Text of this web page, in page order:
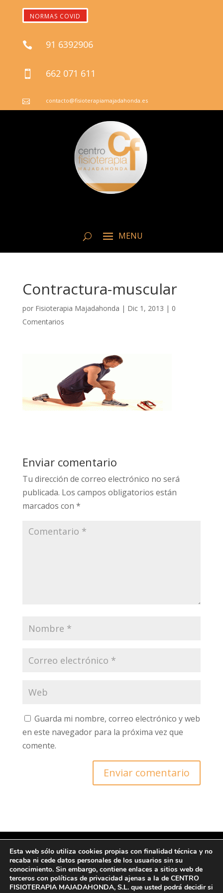
NORMAS COVID
 91 6392906
 662 071 611
 contacto@fisioterapiamajadahonda.es
Contractura-muscular
por Fisioterapia Majadahonda | Dic 1, 2013 | 0
Comentarios
Enviar comentario
Tu dirección de correo electrónico no será
publicada. Los campos obligatorios están
marcados con *
Guarda mi nombre, correo electrónico y web
en este navegador para la próxima vez que
comente.
© Copyright 2022 CFM
Esta web sólo utiliza cookies propias con finalidad técnica y no
recaba ni cede datos personales de los usuarios sin su
conocimiento. Sin embargo, contiene enlaces a sitios web de
terceros con políticas de privacidad ajenas a la de CENTRO
FISIOTERAPIA MAJADAHONDA, S.L. que usted podrá decidir si